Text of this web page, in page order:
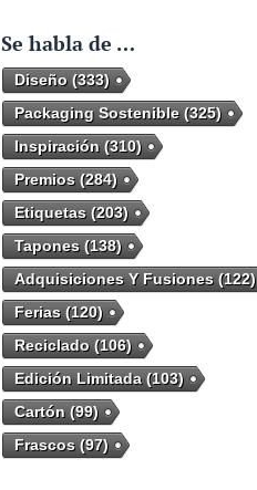
Se habla de …
Diseño(333)
Packaging Sostenible(325)
Inspiración(310)
Premios(284)
Etiquetas(203)
Tapones(138)
Adquisiciones Y Fusiones(122)
Ferias(120)
Reciclado(106)
Edición Limitada(103)
Cartón(99)
Frascos(97)